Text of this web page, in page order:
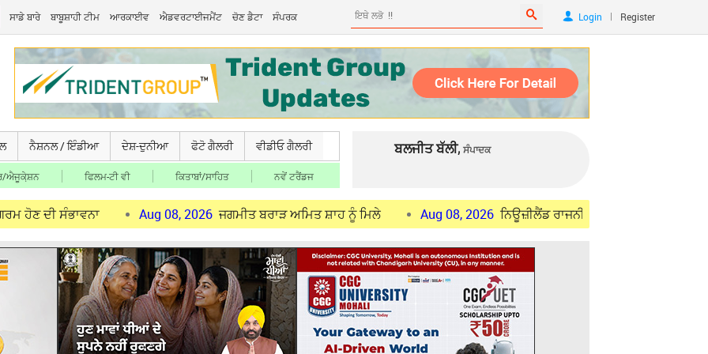
ਸਾਡੇ ਬਾਰੇ ਬਾਬੂਸ਼ਾਹੀ ਟੀਮ ਆਰਕਾਈਵ ਐਡਵਰਟਾਈਜਮੈਂਟ ਚੋਣ ਡੈਟਾ ਸੰਪਰਕ Login | Register
ਨੈਸ਼ਨਲ / ਇੰਡੀਆ ਦੇਸ਼-ਦੁਨੀਆ ਫੋਟੋ ਗੈਲਰੀ ਵੀਡੀਓ ਗੈਲਰੀ
ਐਜੂਕੇ਼ਸ਼ਨ ਫਿਲਮ-ਟੀ ਵੀ ਕਿਤਾਬਾਂ/ਸਾਹਿਤ ਨਵੇਂ ਟਰੈਂਡਜ
ਬਲਜੀਤ ਬੱਲੀ, ਸੰਪਾਦਕ
Aug 08, 2026 ਜਗਮੀਤ ਬਰਾੜ ਅਮਿਤ ਸ਼ਾਹ ਨੂੰ ਮਿਲੇ Aug 08, 2026 ਨਿਊਜ਼ੀਲੈਂਡ ਰਾਜਨੀਤੀ : ਨੈਸ਼ਨਲ ਪਾਰਟੀ ਨੇ ਆਮ ਚੋਣਾਂ ਲਈ